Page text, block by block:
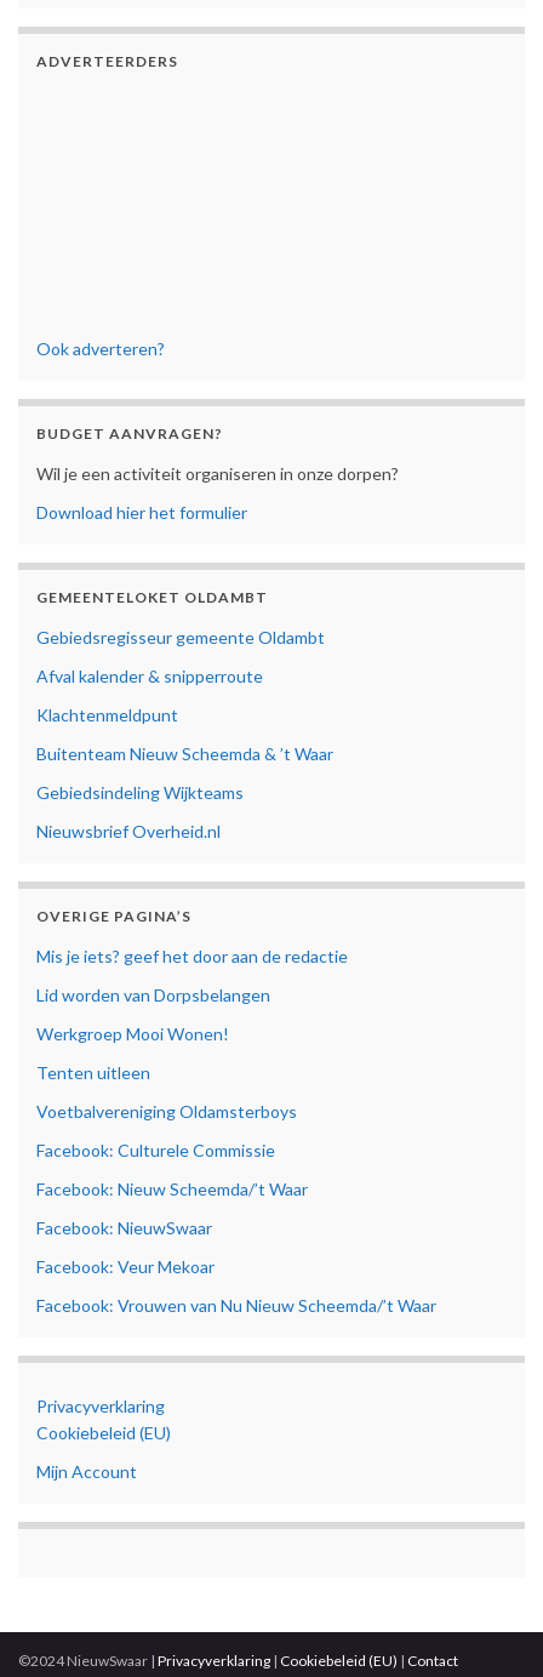
ADVERTEERDERS
Ook adverteren?
BUDGET AANVRAGEN?
Wil je een activiteit organiseren in onze dorpen?
Download hier het formulier
GEMEENTELOKET OLDAMBT
Gebiedsregisseur gemeente Oldambt
Afval kalender & snipperroute
Klachtenmeldpunt
Buitenteam Nieuw Scheemda & ’t Waar
Gebiedsindeling Wijkteams
Nieuwsbrief Overheid.nl
OVERIGE PAGINA’S
Mis je iets? geef het door aan de redactie
Lid worden van Dorpsbelangen
Werkgroep Mooi Wonen!
Tenten uitleen
Voetbalvereniging Oldamsterboys
Facebook: Culturele Commissie
Facebook: Nieuw Scheemda/’t Waar
Facebook: NieuwSwaar
Facebook: Veur Mekoar
Facebook: Vrouwen van Nu Nieuw Scheemda/’t Waar
Privacyverklaring
Cookiebeleid (EU)
Mijn Account
©2024 NieuwSwaar | Privacyverklaring | Cookiebeleid (EU) | Contact